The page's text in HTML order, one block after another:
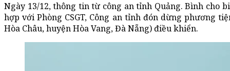
Ngày 13/12, thông tin từ công an tỉnh Quảng. Bình cho
hợp với Phòng CSGT, Công an tỉnh đón dừng phương
Hòa Châu, huyện Hòa Vang, Đà Nẵng) điều khiển.